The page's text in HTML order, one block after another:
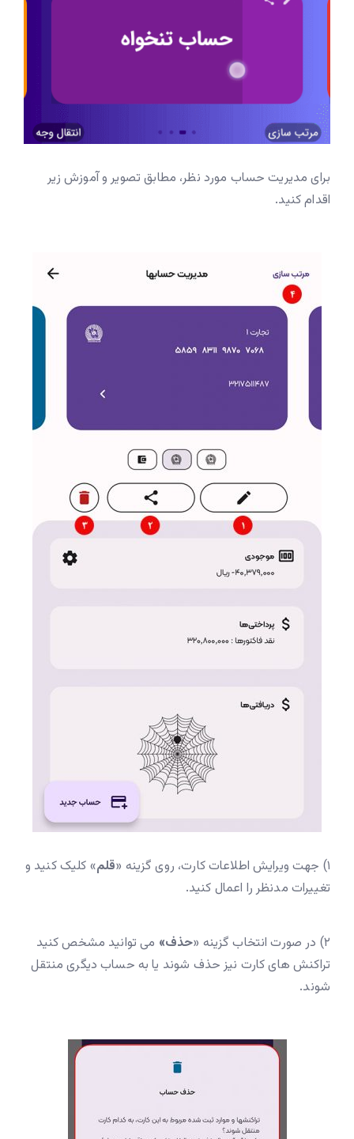
برای مدیریت حساب مورد نظر، مطابق تصویر و آموزش زیر
اقدام کنید.
۱) جهت ویرایش اطلاعات کارت، روی گزینه « قلم» کلیک کنید و
تغییرات مدنظر را اعمال کنید.
۲) در صورت انتخاب گزینه « حذف» می توانید مشخص کنید
تراکنش های کارت نیز حذف شوند یا به حساب دیگری منتقل
شوند.